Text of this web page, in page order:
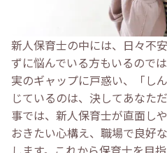
新人保育士の中には、日々不
ずに悩んでいる方もいるので
実のギャップに戸惑い、「し
じているのは、決してあなた
事では、新人保育士が直面し
おきたい心構え、職場で良好